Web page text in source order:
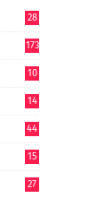
28
173
10
14
44
15
27